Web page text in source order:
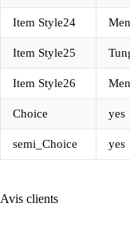
Item Style24
Item Style25
Item Style26
Choice yes
semi_Choice yes
Avis clients